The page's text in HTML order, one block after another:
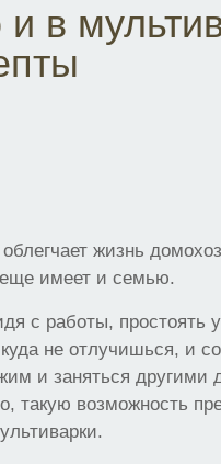
и в
жизнь
имеет и семью.
с работы, простоять
не отлучишься, и
и заняться другими
такую возможность